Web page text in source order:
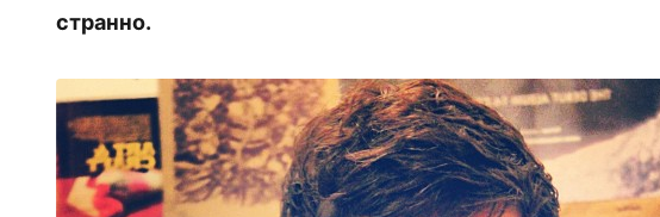
странно.